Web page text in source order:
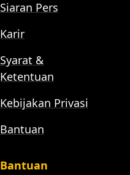
Siaran Pers
Karir
Syarat &
Ketentuan
Kebijakan Privasi
Bantuan
Bantuan